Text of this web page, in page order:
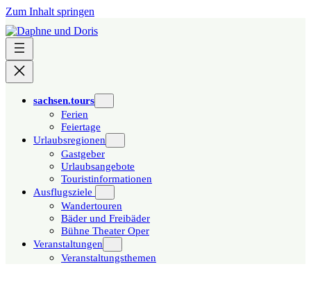
Zum Inhalt springen
sachsen.tours
Ferien
Feiertage
Urlaubsregionen
Gastgeber
Urlaubsangebote
Touristinformationen
Ausflugsziele
Wandertouren
Bäder und Freibäder
Bühne Theater Oper
Veranstaltungen
Veranstaltungsthemen